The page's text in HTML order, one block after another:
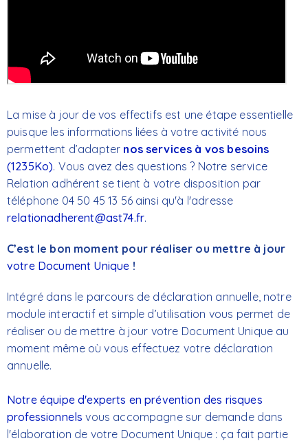
La mise à jour de vos effectifs est une étape essentielle
puisque les informations liées à votre activité nous
permettent d’adapter nos services à vos besoins
(1235Ko). Vous avez des questions ? Notre service
Relation adhérent se tient à votre disposition par
téléphone 04 50 45 13 56 ainsi qu'à l'adresse
relationadherent@ast74.fr.
C’est le bon moment pour réaliser ou mettre à jour
votre Document Unique !
Intégré dans le parcours de déclaration annuelle, notre
module interactif et simple d’utilisation vous permet de
réaliser ou de mettre à jour votre Document Unique au
moment même où vous effectuez votre déclaration
annuelle.
Notre équipe d'experts en prévention des risques
professionnels vous accompagne sur demande dans
l'élaboration de votre Document Unique : ça fait partie